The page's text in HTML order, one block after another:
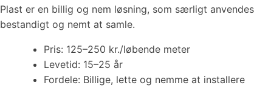
Plast er en billig og nem løsning, som særligt
bestandigt og nemt at samle.
Pris: 125–250 kr./løbende meter
Levetid: 15–25 år
Fordele: Billige, lette og nemme at installere